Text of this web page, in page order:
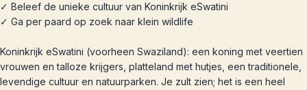
✓ Beleef de unieke cultuur van Koninkrijk eSwatini
✓ Ga per paard op zoek naar klein wildlife
Koninkrijk eSwatini (voorheen Swaziland): een koning met veertien
vrouwen en talloze krijgers, platteland met hutjes, een traditionele,
levendige cultuur en natuurparken. Je zult zien; het is een heel